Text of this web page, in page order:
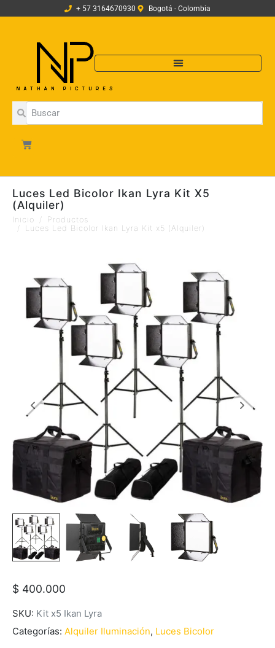
+ 57 3164670930 Bogotá - Colombia
Luces Led Bicolor Ikan Lyra Kit X5
(Alquiler)
Inicio
Productos
Luces Led Bicolor Ikan Lyra Kit x5 (Alquiler)
$ 400.000
SKU: Kit x5 Ikan Lyra
Categorías: Alquiler Iluminación, Luces Bicolor